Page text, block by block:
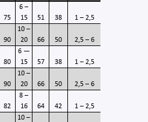
75
6 –
15
51 38 1 – 2,5
90
10 –
20
66 50 2,5 – 6
80
6 —
15
57 38 1 – 2,5
90
10 –
20
66 50 2,5 – 6
82
8 –
16
64 42 1 – 2,5
10 –